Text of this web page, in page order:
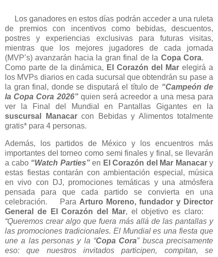
Los ganadores en estos días podrán acceder a una ruleta
de premios con incentivos como bebidas, descuentos,
postres y experiencias exclusivas para futuras visitas,
mientras que los mejores jugadores de cada jornada
(MVP’s) avanzarán hacia la gran final de la Copa Cora.
Como parte de la dinámica, El Corazón del Mar elegirá a
los MVPs diarios en cada sucursal que obtendrán su pase a
la gran final, donde se disputará el título de “Campeón de
la Copa Cora 2026”quien será acreedor a una mesa para
ver la Final del Mundial en Pantallas Gigantes en la
suscursal Manacarcon Bebidas y Alimentos totalmente
gratis* para 4 personas.
Además, los partidos de México y los encuentros más
importantes del torneo como semi finales y final, se llevarán
a cabo “Watch Parties”en El Corazón del Mar Manacary
estas fiestas contarán con ambientación especial, música
en vivo con DJ, promociones temáticas y una atmósfera
pensada para que cada partido se convierta en una
celebración. Para Arturo Moreno, fundador y Director
General de El Corazón del Mar, el objetivo es claro:
“Queremos crear algo que fuera más allá de las pantallas y
las promociones tradicionales. El Mundial es una fiesta que
une a las personas y la “Copa Cora” busca precisamente
eso: que nuestros invitados participen, compitan, se